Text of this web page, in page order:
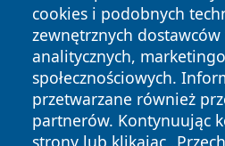
cookies i podobnych
zewnętrznych dostawców
analitycznych,
społecznościowych.
przetwarzane również
partnerów. Kontynuując
strony lub klikając
Copyright © 2026 elblagonline.pl
zastrzeżone.